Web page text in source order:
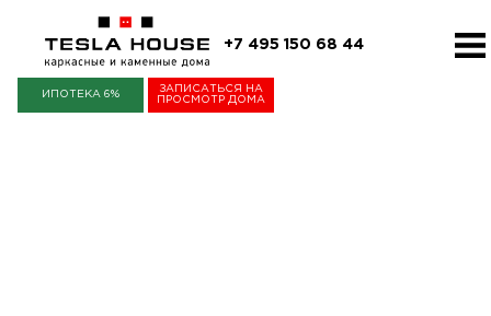
+7 495 150 68 44
ЗАПИСАТЬСЯ НА
ПРОСМОТР ДОМА
ИПОТЕКА 6%